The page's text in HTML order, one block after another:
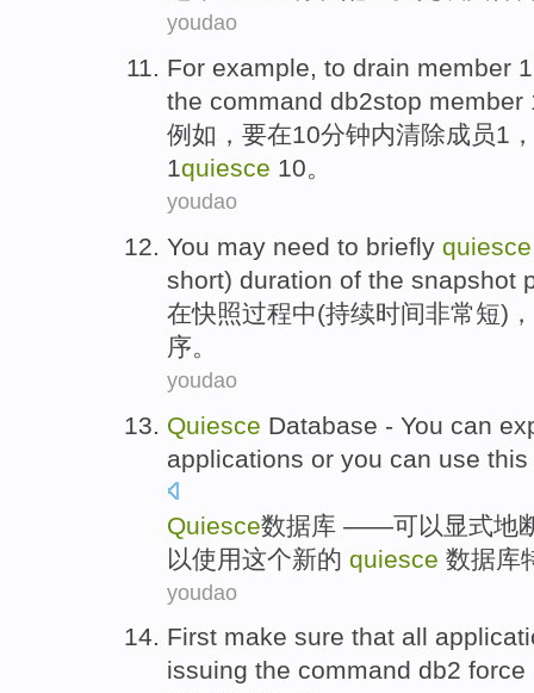
youdao
For example, to drain member 1
the command db2stop member
例如 ， 要在10分钟内清除成员1 ，
1quiesce 10。
youdao
You may need to briefly quiesce
short) duration of the snapshot
在快照过程中(持续时间非常短)，
序。
youdao
Quiesce Database - You can
applications or you can use this
Quiesce数据库 ——可以 显式地
以使用这个新的 quiesce 数据库
youdao
First make sure that all
issuing the command db2 force